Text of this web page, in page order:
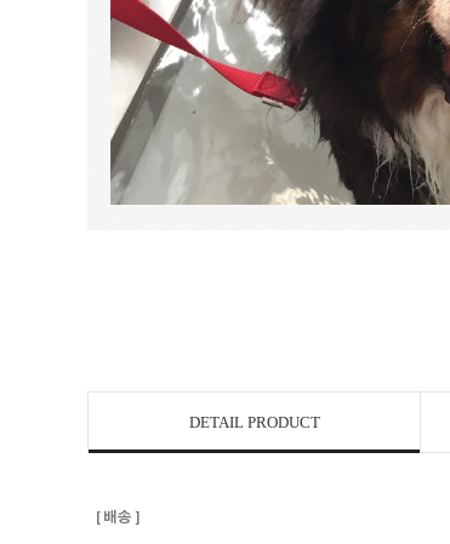
DETAIL PRODUCT
[ 배송 ]